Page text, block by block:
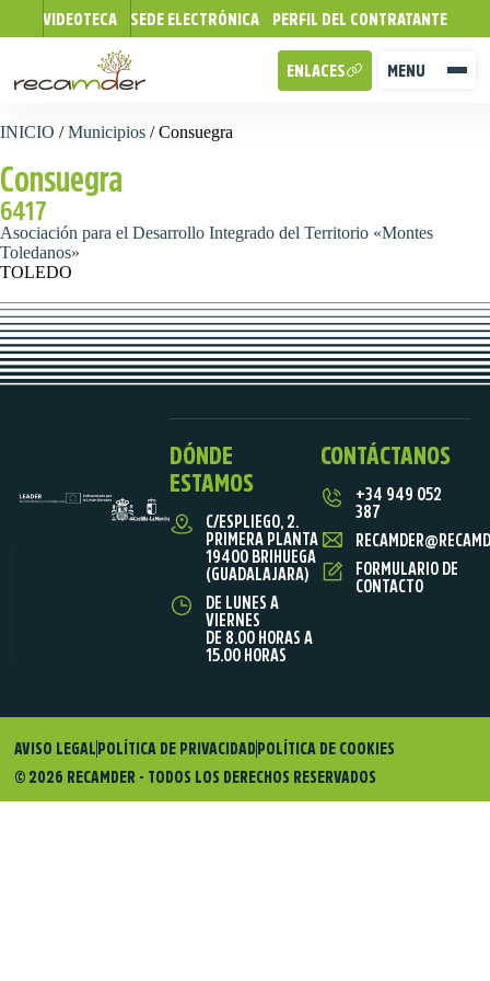
VIDEOTECA SEDE ELECTRÓNICA PERFIL DEL CONTRATANTE
MENU
ENLACES
INICIO /Municipios /Consuegra
Consuegra
6417
Asociación para el Desarrollo Integrado del Territorio «Montes
Toledanos»
TOLEDO
DÓNDE
ESTAMOS
C/ESPLIEGO, 2.
PRIMERA PLANTA
19400 BRIHUEGA
(GUADALAJARA)
DE LUNES A
VIERNES
DE 8.00 HORAS A
15.00 HORAS
CONTÁCTANOS
+34 949 052
387
FORMULARIO DE
CONTACTO
© 2026 RECAMDER - TODOS LOS DERECHOS RESERVADOS
AVISO LEGAL POLÍTICA DE PRIVACIDAD POLÍTICA DE COOKIES